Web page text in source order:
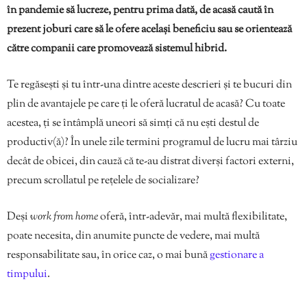
în pandemie să lucreze, pentru prima dată, de acasă caută în
prezent joburi care să le ofere același beneficiu sau se orientează
către companii care promovează sistemul hibrid.
Te regăsești și tu într-una dintre aceste descrieri și te bucuri din
plin de avantajele pe care ți le oferă lucratul de acasă? Cu toate
acestea, ți se întâmplă uneori să simți că nu ești destul de
productiv(ă)? În unele zile termini programul de lucru mai târziu
decât de obicei, din cauză că te-au distrat diverși factori externi,
precum scrollatul pe rețelele de socializare?
Deșiwork from homeoferă, într-adevăr, mai multă flexibilitate,
poate necesita, din anumite puncte de vedere, mai multă
responsabilitate sau, în orice caz, o mai bunăgestionare a
timpului.